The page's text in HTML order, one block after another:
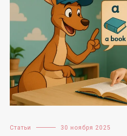
Статьи 30 ноября 2025